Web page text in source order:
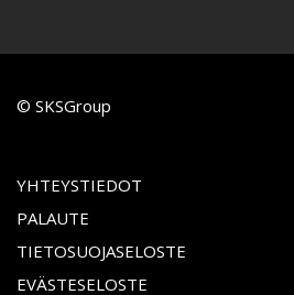
© SKSGroup
YHTEYSTIEDOT
PALAUTE
TIETOSUOJASELOSTE
EVÄSTESELOSTE